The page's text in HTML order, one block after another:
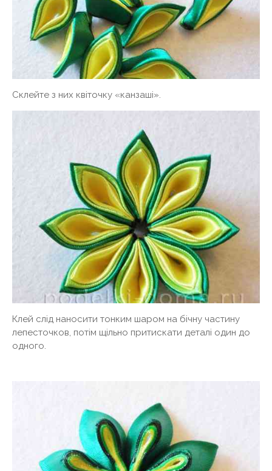
Склейте з них квіточку «канзаші».
Клей слід наносити тонким шаром на бічну частину
лепесточков, потім щільно притискати деталі один до
одного.